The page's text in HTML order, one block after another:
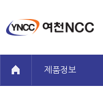
제품정보